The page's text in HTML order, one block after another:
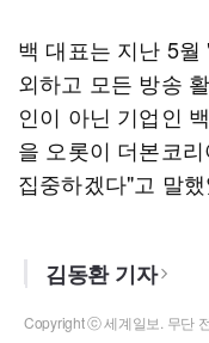
백 대표는 지난 5
외하고 모든 방송
인이 아닌 기업인
을 오롯이 더본코
집중하겠다"고 말
김동환 기자
Copyright ⓒ 세계일보. 무단